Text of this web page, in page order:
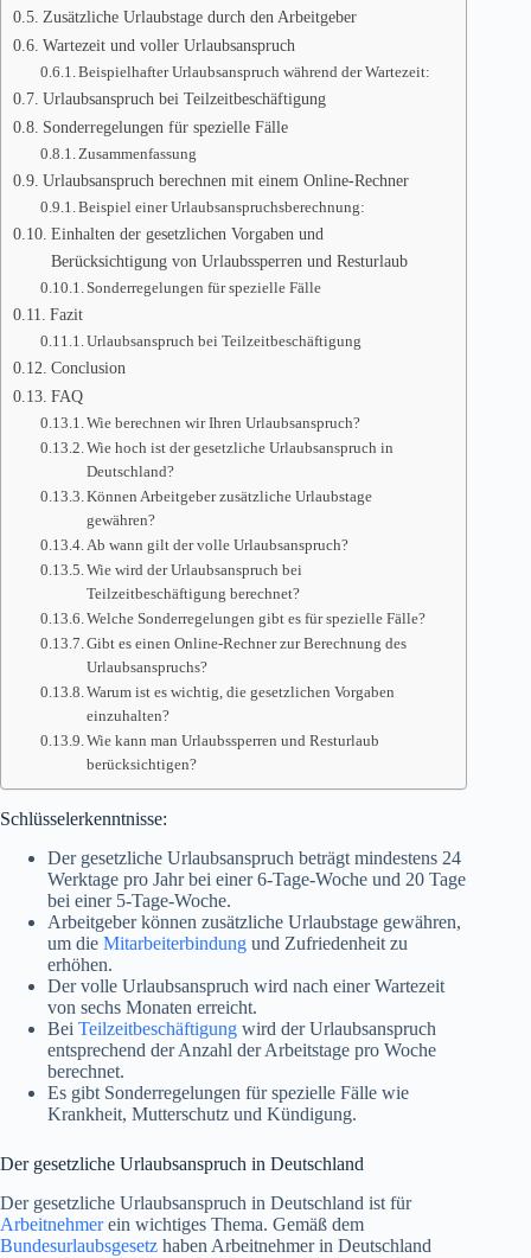
Zusätzliche Urlaubstage durch den Arbeitgeber
Wartezeit und voller Urlaubsanspruch
Beispielhafter Urlaubsanspruch während der Wartezeit:
Urlaubsanspruch bei Teilzeitbeschäftigung
Sonderregelungen für spezielle Fälle
Zusammenfassung
Urlaubsanspruch berechnen mit einem Online-Rechner
Beispiel einer Urlaubsanspruchsberechnung:
Einhalten der gesetzlichen Vorgaben und
Berücksichtigung von Urlaubssperren und Resturlaub
Sonderregelungen für spezielle Fälle
Fazit
Urlaubsanspruch bei Teilzeitbeschäftigung
Conclusion
FAQ
Wie berechnen wir Ihren Urlaubsanspruch?
Wie hoch ist der gesetzliche Urlaubsanspruch in
Deutschland?
Können Arbeitgeber zusätzliche Urlaubstage
gewähren?
Ab wann gilt der volle Urlaubsanspruch?
Wie wird der Urlaubsanspruch bei
Teilzeitbeschäftigung berechnet?
Welche Sonderregelungen gibt es für spezielle Fälle?
Gibt es einen Online-Rechner zur Berechnung des
Urlaubsanspruchs?
Warum ist es wichtig, die gesetzlichen Vorgaben
einzuhalten?
Wie kann man Urlaubssperren und Resturlaub
berücksichtigen?
Schlüsselerkenntnisse:
Der gesetzliche Urlaubsanspruch beträgt mindestens 24
Werktage pro Jahr bei einer 6-Tage-Woche und 20 Tage
bei einer 5-Tage-Woche.
Arbeitgeber können zusätzliche Urlaubstage gewähren,
um die Mitarbeiterbindung und Zufriedenheit zu
erhöhen.
Der volle Urlaubsanspruch wird nach einer Wartezeit
von sechs Monaten erreicht.
Bei Teilzeitbeschäftigung wird der Urlaubsanspruch
entsprechend der Anzahl der Arbeitstage pro Woche
berechnet.
Es gibt Sonderregelungen für spezielle Fälle wie
Krankheit, Mutterschutz und Kündigung.
Der gesetzliche Urlaubsanspruch in Deutschland
Der gesetzliche Urlaubsanspruch in Deutschland ist für
Arbeitnehmerein wichtiges Thema. Gemäß dem
Bundesurlaubsgesetz haben Arbeitnehmer in Deutschland